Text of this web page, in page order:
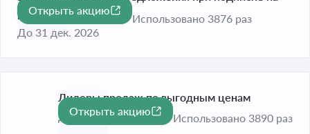
рассылку
До 31 дек. 2026
Открыть акцию
Использовано 3876 раз
Лидеры продаж по выгодным ценам
До 30 сент. 2026
Открыть акцию
Использовано 3890 раз